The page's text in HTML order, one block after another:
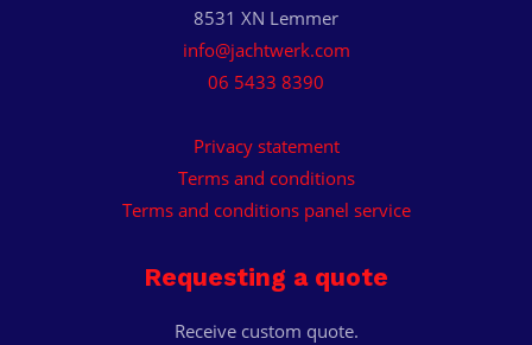
8531 XN Lemmer
info@jachtwerk.com
06 5433 8390
Privacy statement
Terms and conditions
Terms and conditions panel service
Requesting a quote
Receive custom quote.